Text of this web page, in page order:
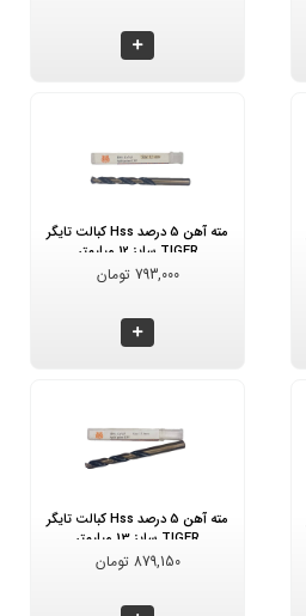
مته آهن 5 درصد Hss کبالت تایگر
TIGER سایز 12 میلیمتر
793,000 تومان
مته آهن 5 درصد Hss کبالت تایگر
TIGER سایز 13 میلیمتر
879,150 تومان